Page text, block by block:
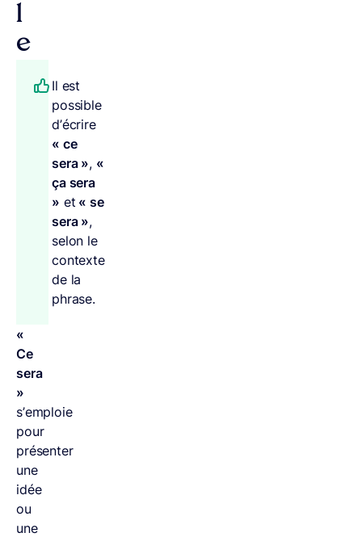
l
e
Il est
possible
d’écrire
« ce
sera », «
ça sera
» et « se
sera »,
selon le
contexte
de la
phrase.
«
Ce
sera
»
s’emploie
pour
présenter
une
idée
ou
une